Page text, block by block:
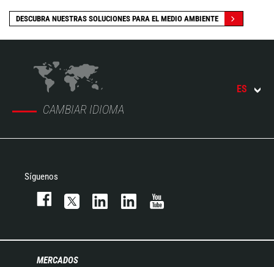
DESCUBRA NUESTRAS SOLUCIONES PARA EL MEDIO AMBIENTE
CAMBIAR IDIOMA
ES
Síguenos
MERCADOS